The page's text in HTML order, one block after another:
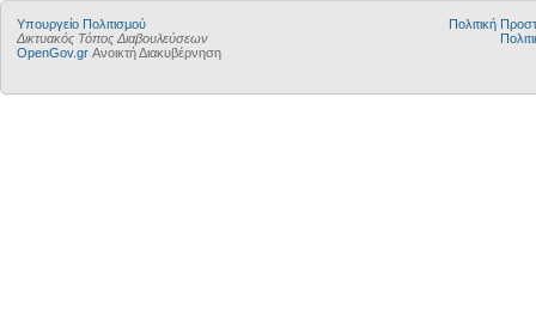
Υπουργείο Πολιτισμού
Δικτυακός Τόπος Διαβουλεύσεων
OpenGov.gr Ανοικτή Διακυβέρνηση
Πολιτική